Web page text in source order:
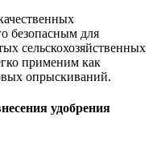
безопасным для
сельскохозяйственных
применим как
опрыскиваний.
удобрения